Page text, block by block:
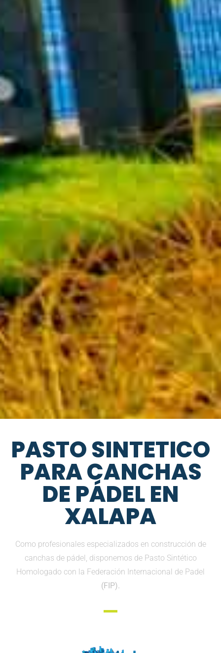
PASTO SINTETICO
PARA CANCHAS
DE PÁDEL EN
XALAPA
Como profesionales especializados en construcción de
canchas de pádel, disponemos de Pasto Sintético
Homologado con la Federación Internacional de Padel
(FIP).